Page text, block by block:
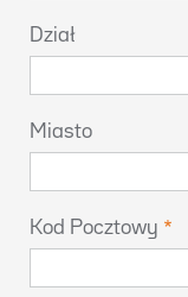
Dział
Miasto
Kod Pocztowy